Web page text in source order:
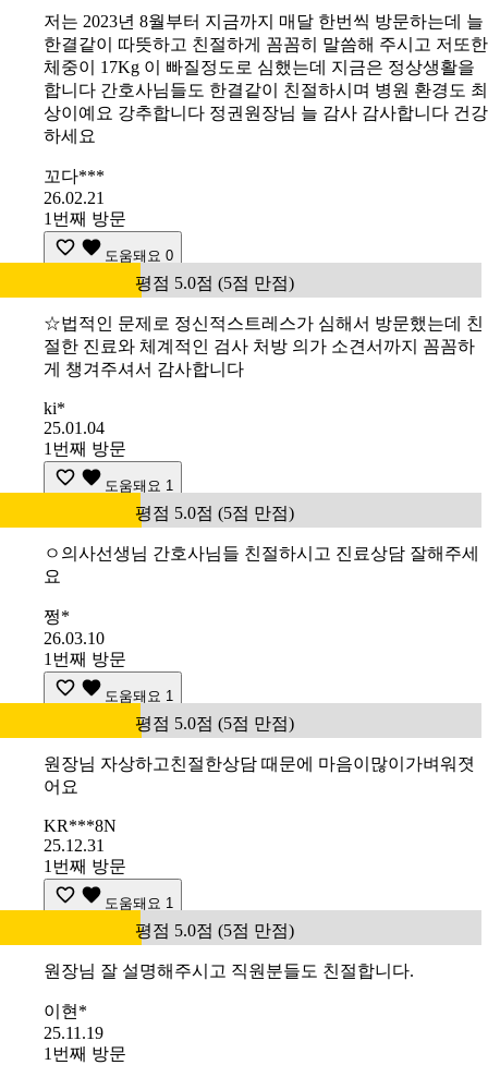
저는 2023년 8월부터 지금까지 매달 한번씩 방문하는데 늘
한결같이 따뜻하고 친절하게 꼼꼼히 말씀해 주시고 저또한
체중이 17Kg 이 빠질정도로 심했는데 지금은 정상생활을
합니다 간호사님들도 한결같이 친절하시며 병원 환경도 최
상이예요 강추합니다 정권원장님 늘 감사 감사합니다 건강
하세요
꼬다***
26.02.21
1번째 방문
도움돼요 0
평점 5.0점 (5점 만점)
☆법적인 문제로 정신적스트레스가 심해서 방문했는데 친
절한 진료와 체계적인 검사 처방 의가 소견서까지 꼼꼼하
게 챙겨주셔서 감사합니다
ki*
25.01.04
1번째 방문
도움돼요 1
평점 5.0점 (5점 만점)
ㅇ의사선생님 간호사님들 친절하시고 진료상담 잘해주세
요
쩡*
26.03.10
1번째 방문
도움돼요 1
평점 5.0점 (5점 만점)
원장님 자상하고친절한상담 때문에 마음이많이가벼워졋
어요
KR***8N
25.12.31
1번째 방문
도움돼요 1
평점 5.0점 (5점 만점)
원장님 잘 설명해주시고 직원분들도 친절합니다.
이현*
25.11.19
1번째 방문